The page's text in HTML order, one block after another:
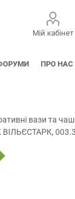
Мій кабінет
ПРО НАС
вази та
ВІЛЬЄСТАРК,